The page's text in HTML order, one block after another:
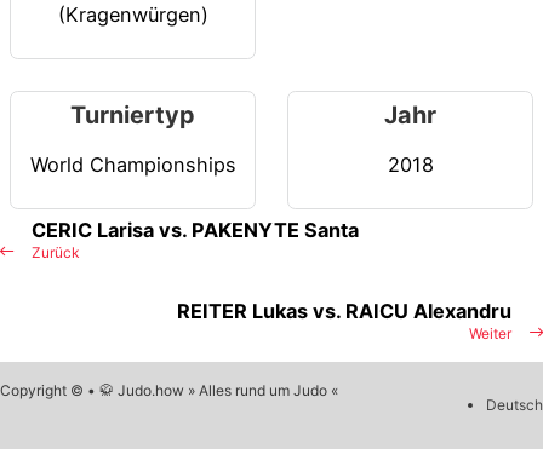
(Kragenwürgen)
Turniertyp
World Championships
Jahr
2018
Zurück
CERIC Larisa vs. PAKENYTE Santa
Weiter
REITER Lukas vs. RAICU Alexandru
Copyright © • 🥋 Judo.how » Alles rund um Judo «
Deutsch